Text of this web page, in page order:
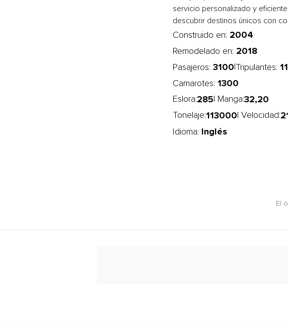
servicio personalizado y
descubrir destinos únicos con
Construido en: 2004
Remodelado en: 2018
Pasajeros: 3100 Tripulantes:
Camarotes: 1300
Eslora:285 | Manga:32,20
Tonelaje:113000 | Velocidad:
Idioma: Inglés
El